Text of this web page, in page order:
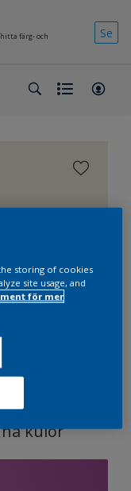
färg- och
Se
kulör
storing of cookies
site usage, and
för mer